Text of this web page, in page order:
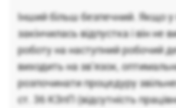
Інший більш безпечний. Якщо у
закінчилась відпустка і він не
роботу на наступний робочий
виходить на зв’язок,
розпочинати процедуру
ст. 36 КЗпП (відсутність